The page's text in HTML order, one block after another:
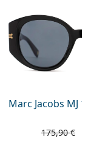
Marc Jacobs MJ
175,90 €